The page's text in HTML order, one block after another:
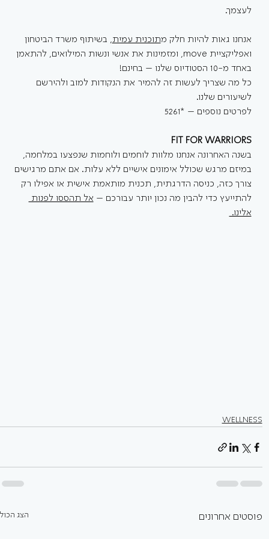
לעצמך.
אנחנו גאות להיות חלק מתוכנית עמית, בשיתוף משרד הביטחון
ואפליקציית move, ומזמינות את אנשי ונשות המילואים, להתאמן
באחד מ-10 הסטודיוס שלנו – בחינם!
כל מה שצריך לעשות זה להמיר את הנקודות למוב ולהירשם
לשיעורים שלנו.
לפרטים נוספים – *5261
FIT FOR WARRIORS
בשנה האחרונה אנחנו מלוות לוחמים ולוחמות שנפצעו במלחמה,
במיזם מרגש שכולל אימונים אישיים ללא עלות. אם אתם מרגישים
צורך כזה, כניסה הדרגתית, תכנית מותאמת אישית או אפילו רק
להתייעץ כדי להבין מה נכון יותר עבורכם – אל תהססו לפנות
אלינו.
WELLNESS
פוסטים אחרונים הצג הכול